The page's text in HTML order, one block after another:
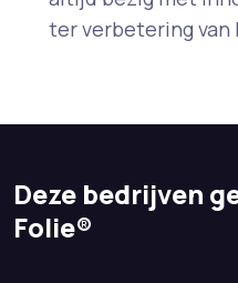
ter verbetering van
Deze bedrijven
Folie®